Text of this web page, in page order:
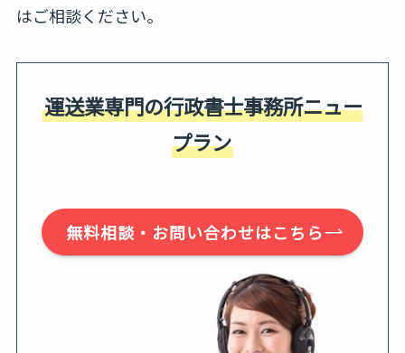
はご相談ください。
運送業専門の行政書士事務所ニュー
プラン
無料相談・お問い合わせはこちら